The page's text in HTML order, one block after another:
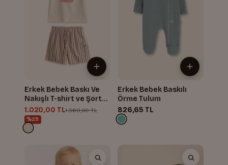
Erkek Bebek Baskı Ve
Nakışlı T-shirt ve Şort
Takım
1.020,00 TL1.360,00 TL
%25
Erkek Bebek Baskılı
Örme Tulum
826,65 TL